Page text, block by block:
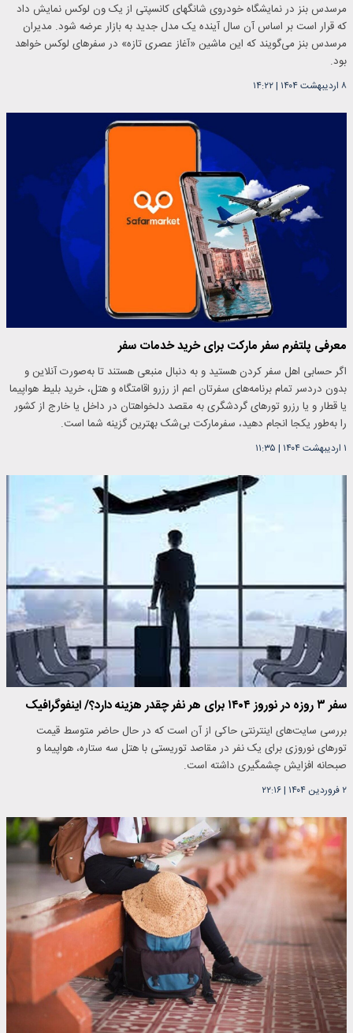
مرسدس‌ بنز در نمایشگاه خودروی شانگهای کانسپتی از یک ون لوکس نمایش داد
که قرار است بر اساس آن سال آینده یک مدل جدید به بازار عرضه شود. مدیران
مرسدس بنز می‌گویند که این ماشین «آغاز عصری تازه» در سفرهای لوکس خواهد
بود.
۸ اردیبهشت ۱۴۰۴ |۱۴:۲۲
معرفی پلتفرم سفر مارکت برای خرید خدمات سفر
اگر حسابی اهل سفر کردن هستید و به دنبال منبعی هستند تا به‌صورت آنلاین و
بدون دردسر تمام برنامه‌های سفرتان اعم از رزرو اقامتگاه و هتل، خرید بلیط هواپیما
یا قطار و یا رزرو تورهای گردشگری به مقصد دلخواهتان در داخل یا خارج از کشور
را به‌طور یکجا انجام دهید، سفرمارکت بی‌شک بهترین گزینه شما است.
۱ اردیبهشت ۱۴۰۴ | ۱۱:۳۵
سفر ۳ روزه در نوروز ۱۴۰۴ برای هر نفر چقدر هزینه دارد؟/ اینفوگرافیک
بررسی سایت‌های اینترنتی حاکی از آن است که در حال حاضر متوسط قیمت
تورهای نوروزی برای یک‌ نفر در مقاصد توریستی با هتل سه ستاره، هواپیما و
صبحانه افزایش چشمگیری داشته است.
۲ فروردین ۱۴۰۴ |۲۲:۱۶